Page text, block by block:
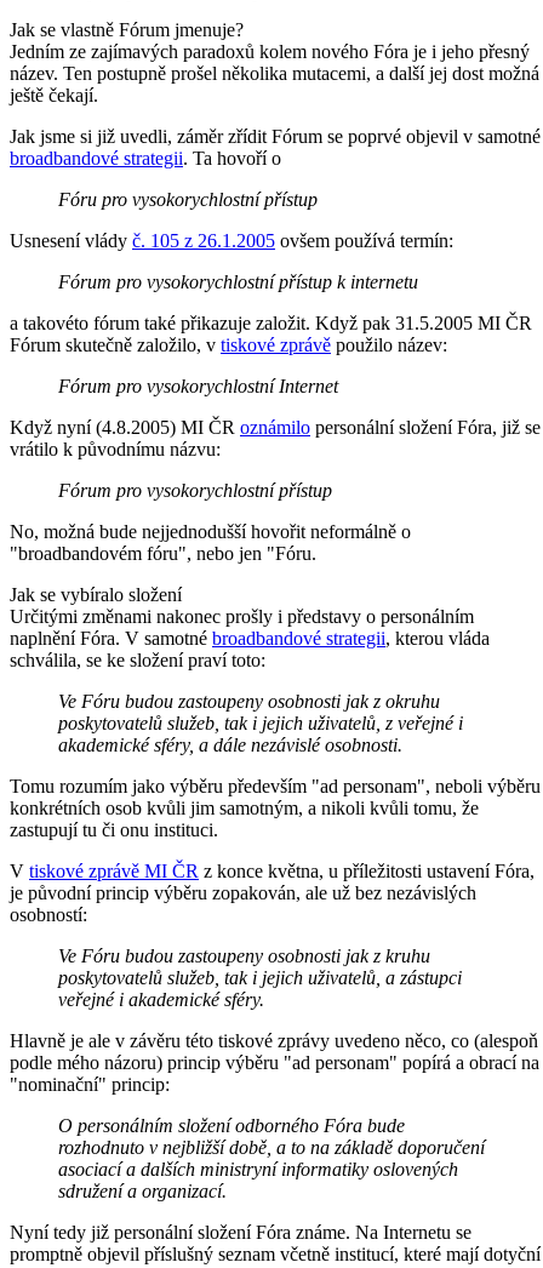
Jak se vlastně Fórum jmenuje?
Jedním ze zajímavých paradoxů kolem nového Fóra je i jeho přesný
název. Ten postupně prošel několika mutacemi, a další jej dost možná
ještě čekají.
Jak jsme si již uvedli, záměr zřídit Fórum se poprvé objevil v samotné
broadbandové strategii. Ta hovoří o
Fóru pro vysokorychlostní přístup
Usnesení vlády č. 105 z 26.1.2005 ovšem používá termín:
Fórum pro vysokorychlostní přístup k internetu
a takovéto fórum také přikazuje založit. Když pak 31.5.2005 MI ČR
Fórum skutečně založilo, v tiskové zprávě použilo název:
Fórum pro vysokorychlostní Internet
Když nyní (4.8.2005) MI ČR oznámilo personální složení Fóra, již se
vrátilo k původnímu názvu:
Fórum pro vysokorychlostní přístup
No, možná bude nejjednodušší hovořit neformálně o
"broadbandovém fóru", nebo jen "Fóru.
Jak se vybíralo složení
Určitými změnami nakonec prošly i představy o personálním
naplnění Fóra. V samotné broadbandové strategii, kterou vláda
schválila, se ke složení praví toto:
Ve Fóru budou zastoupeny osobnosti jak z okruhu
poskytovatelů služeb, tak i jejich uživatelů, z veřejné i
akademické sféry, a dále nezávislé osobnosti.
Tomu rozumím jako výběru především "ad personam", neboli výběru
konkrétních osob kvůli jim samotným, a nikoli kvůli tomu, že
zastupují tu či onu instituci.
V tiskové zprávě MI ČR z konce května, u příležitosti ustavení Fóra,
je původní princip výběru zopakován, ale už bez nezávislých
osobností:
Ve Fóru budou zastoupeny osobnosti jak z kruhu
poskytovatelů služeb, tak i jejich uživatelů, a zástupci
veřejné i akademické sféry.
Hlavně je ale v závěru této tiskové zprávy uvedeno něco, co (alespoň
podle mého názoru) princip výběru "ad personam" popírá a obrací na
"nominační" princip:
O personálním složení odborného Fóra bude
rozhodnuto v nejbližší době, a to na základě doporučení
asociací a dalších ministryní informatiky oslovených
sdružení a organizací.
Nyní tedy již personální složení Fóra známe. Na Internetu se
promptně objevil příslušný seznam včetně institucí, které mají dotyční